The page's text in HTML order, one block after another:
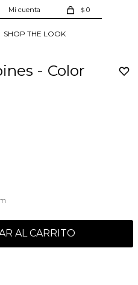
SHOP THE LOOK
$ 0
- Color
AL CARRITO